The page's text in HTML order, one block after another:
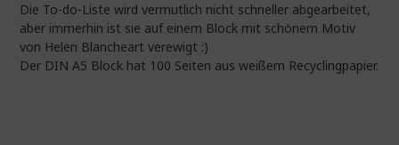
Die To-do-Liste wird vermutlich nicht schneller abgearbeitet,
aber immerhin ist sie auf einem Block mit schönem Motiv
von Helen Blancheart verewigt :)
Der DIN A5 Block hat 100 Seiten aus weißem Recyclingpapier.